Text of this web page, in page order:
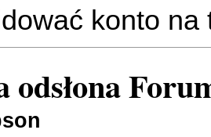
konto na
odsłona